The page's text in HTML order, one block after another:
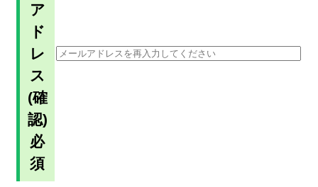
ア
ド
レ
ス
(確
認)
必
須